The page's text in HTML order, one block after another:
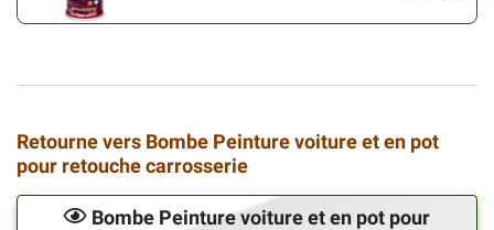
Retourne vers Bombe Peinture voiture et en pot
pour retouche carrosserie
Bombe Peinture voiture et en pot pour